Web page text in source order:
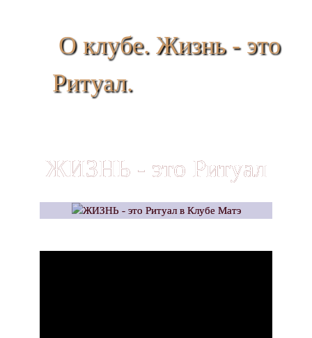
О клубе. Жизнь - это
Ритуал.
ЖИЗНЬ - это Ритуал